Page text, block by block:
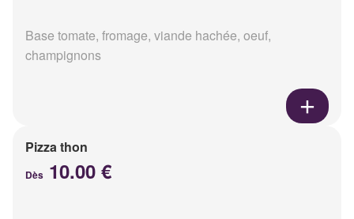
Base tomate, fromage, viande hachée, oeuf,
champignons
Pizza thon
Dès 10.00 €